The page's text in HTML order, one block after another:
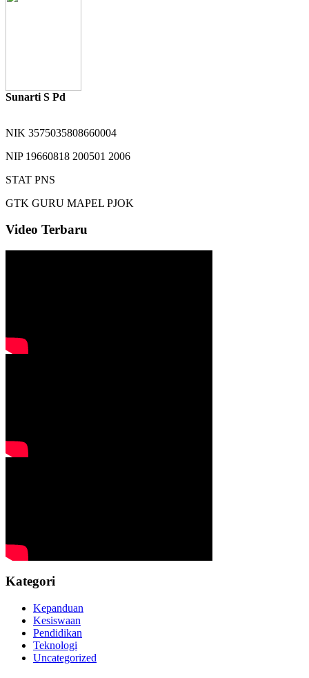
Sunarti S Pd
NIK 3575035808660004
NIP 19660818 200501 2006
STAT PNS
GTK GURU MAPEL PJOK
Video Terbaru
Kategori
Kepanduan
Kesiswaan
Pendidikan
Teknologi
Uncategorized